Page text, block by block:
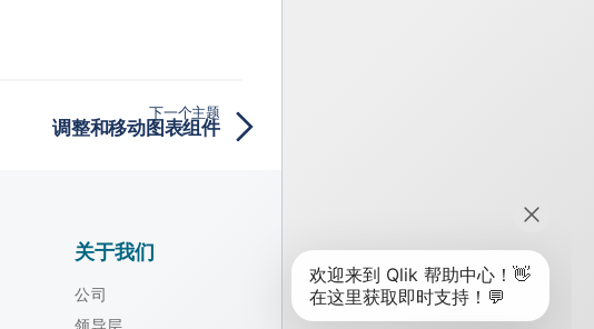
下一个主题
调整和移动图表组件
关于我们
公司